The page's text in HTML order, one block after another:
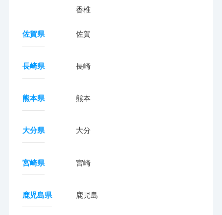
香椎
佐賀県 佐賀
長崎県 長崎
熊本県 熊本
大分県 大分
宮崎県 宮崎
鹿児島県 鹿児島